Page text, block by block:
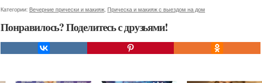
Категории: Вечерние прически и макияж, Прическа и макияж с выездом на дом
Понравилось? Поделитесь с друзьями!